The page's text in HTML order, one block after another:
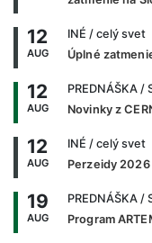
12
AUG
INÉ / celý svet
Úplné
12
AUG
PREDNÁŠKA /
Novinky z
12
AUG
INÉ / celý svet
Perzeidy 2026
19
AUG
PREDNÁŠKA /
Program